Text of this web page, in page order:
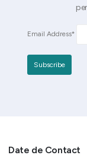
Email Address*
Date de Contact